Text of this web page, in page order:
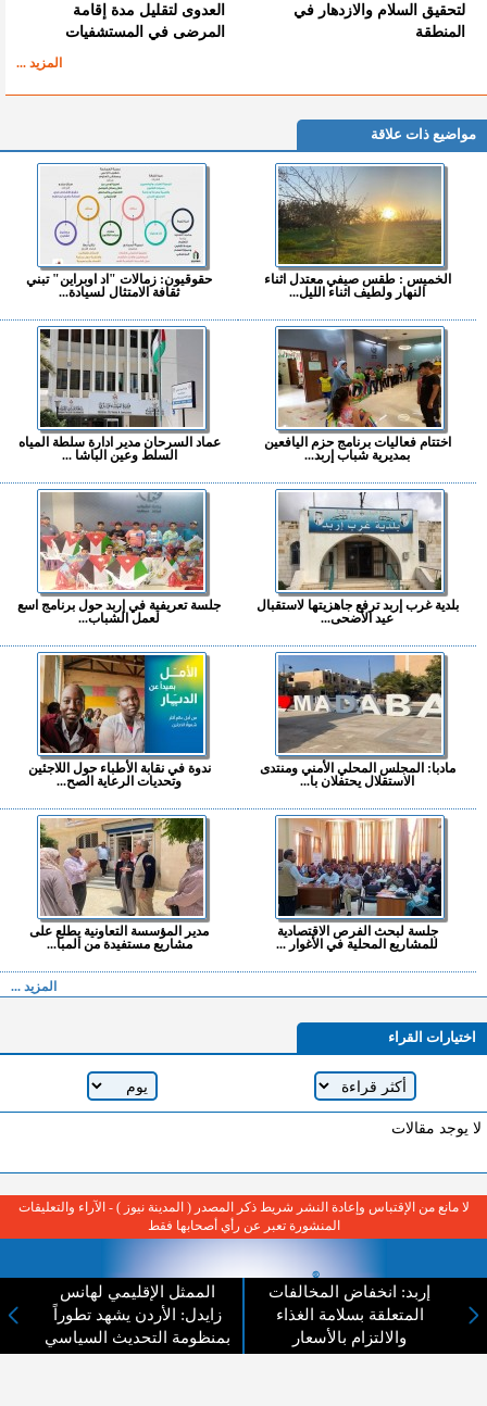
لتحقيق السلام والازدهار في
المنطقة
العدوى لتقليل مدة إقامة
المرضى في المستشفيات
المزيد ...
مواضيع ذات علاقة
الخميس : طقس صيفي معتدل اثناء
النهار ولطيف اثناء الليل...
حقوقيون: زمالات "اد اوبراين" تبني
ثقافة الامتثال لسيادة...
اختتام فعاليات برنامج حزم اليافعين
بمديرية شباب إربد...
عماد السرحان مدير ادارة سلطة المياه
السلط وعين الباشا ...
بلدية غرب إربد ترفع جاهزيتها لاستقبال
عيد الأضحى...
جلسة تعريفية في إربد حول برنامج اسع
لعمل الشباب...
مادبا: المجلس المحلي الأمني ومنتدى
الاستقلال يحتفلان با...
ندوة في نقابة الأطباء حول اللاجئين
وتحديات الرعاية الصح...
جلسة لبحث الفرص الاقتصادية
للمشاريع المحلية في الأغوار ...
مدير المؤسسة التعاونية يطلع على
مشاريع مستفيدة من المبا...
المزيد ...
اختيارات القراء
لا يوجد مقالات
إربد: انخفاض المخالفات
المتعلقة بسلامة الغذاء
والالتزام بالأسعار
الممثل الإقليمي لهانس
زايدل: الأردن يشهد تطوراً
بمنظومة التحديث السياسي
لا مانع من الإقتباس وإعادة النشر شريط ذكر المصدر ( المدينة نيوز ) - الآراء والتعليقات
المنشورة تعبر عن رأي أصحابها فقط